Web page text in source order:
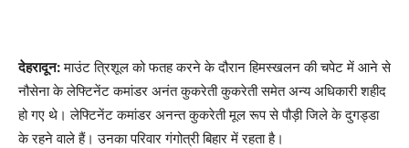
देहरादून:माउंट त्रिशूल को फतह करने के दौरान हिमस्खलन की चपेट में आने से
नौसेना के लेफ्टिनेंट कमांडर अनंत कुकरेती कुकरेती समेत अन्य अधिकारी शहीद
हो गए थे। लेफ्टिनेंट कमांडर अनन्त कुकरेती मूल रूप से पौड़ी जिले के दुगड्डा
के रहने वाले हैं। उनका परिवार गंगोत्री बिहार में रहता है।